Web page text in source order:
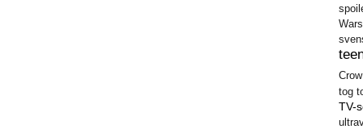
Wars
Crow
tog
TV-